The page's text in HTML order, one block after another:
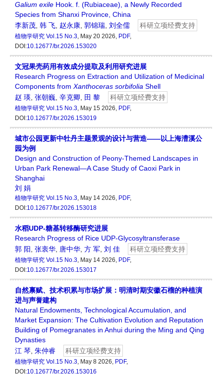
Galium exile Hook. f. (Rubiaceae), a Newly Recorded
Species from Shanxi Province, China
李新茂 韩 飞 赵永康 郭锦瑞 刘全儒 科研立项经费支持
植物学研究 Vol.15 No.3, May 20 2026, PDF,
DOI:10.12677/br.2026.153020
文冠果壳药用有效成分提取及利用研究进展
Research Progress on Extraction and Utilization of Medicinal
Components from Xanthoceras sorbifolia Shell
赵 瑛 张朝巍 辛克卿 田 黎 科研立项经费支持
植物学研究 Vol.15 No.3, May 15 2026, PDF,
DOI:10.12677/br.2026.153019
城市公园更新中牡丹主题景观的设计与营造——以上海漕溪公
园为例
Design and Construction of Peony-Themed Landscapes in
Urban Park Renewal—A Case Study of Caoxi Park in
Shanghai
刘 娟
植物学研究 Vol.15 No.3, May 14 2026, PDF,
DOI:10.12677/br.2026.153018
水稻UDP-糖基转移酶研究进展
Research Progress of Rice UDP-Glycosyltransferase
郭 阳 张衷华 唐中华 方 军 刘 佳 科研立项经费支持
植物学研究 Vol.15 No.3, May 14 2026, PDF,
DOI:10.12677/br.2026.153017
自然禀赋、技术积累与市场扩展：明清时期安徽石榴的种植演
进与声誉建构
Natural Endowments, Technological Accumulation, and
Market Expansion: The Cultivation Evolution and Reputation
Building of Pomegranates in Anhui during the Ming and Qing
Dynasties
江 琴 朱仲睿 科研立项经费支持
植物学研究 Vol.15 No.3, May 8 2026, PDF,
DOI:10.12677/br.2026.153016